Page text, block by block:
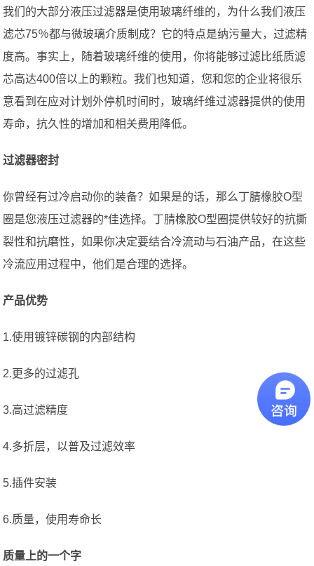
我们的大部分液压过滤器是使用玻璃纤维的，为什么我们液压
滤芯75％都与微玻璃介质制成？它的特点是纳污量大，过滤精
度高。事实上，随着玻璃纤维的使用，你将能够过滤比纸质滤
芯高达400倍以上的颗粒。我们也知道，您和您的企业将很乐
意看到在应对计划外停机时间时，玻璃纤维过滤器提供的使用
寿命，抗久性的增加和相关费用降低。
过滤器密封
你曾经有过冷启动你的装备？如果是的话，那么丁腈橡胶O型
圈是您液压过滤器的*佳选择。丁腈橡胶O型圈提供较好的抗撕
裂性和抗磨性，如果你决定要结合冷流动与石油产品，在这些
冷流应用过程中，他们是合理的选择。
产品优势
1.使用镀锌碳钢的内部结构
2.更多的过滤孔
3.高过滤精度
4.多折层，以普及过滤效率
5.插件安装
6.质量，使用寿命长
质量上的一个字